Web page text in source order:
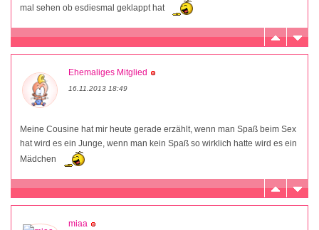
mal sehen ob esdiesmal geklappt hat
Ehemaliges Mitglied
16.11.2013 18:49
Meine Cousine hat mir heute gerade erzählt, wenn man Spaß beim Sex
hat wird es ein Junge, wenn man kein Spaß so wirklich hatte wird es ein
Mädchen
miaa